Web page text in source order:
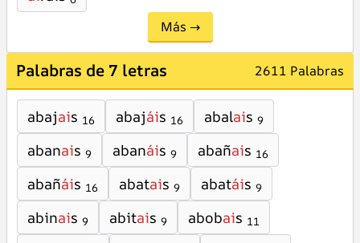
Más →
Palabras de 7 letras 2611 Palabras
abajais 16 abajáis 16 abalais 9
abanais 9 abanáis 9 abañais 16
abañáis 16 abatais 9 abatáis 9
abinais 9 abitais 9 abobais 11